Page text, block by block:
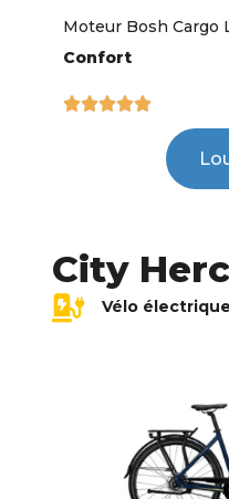
Moteur Bosh Cargo
Confort

City
Vélo électrique